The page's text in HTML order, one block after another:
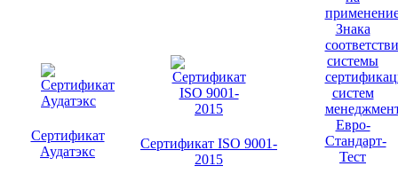
Сертификат
Аудатэкс
Сертификат ISO 9001-
2015